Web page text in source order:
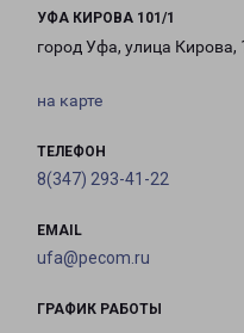
УФА КИРОВА 101/1
город Уфа, улица Кирова,
на карте
ТЕЛЕФОН
8(347) 293-41-22
EMAIL
ufa@pecom.ru
ГРАФИК РАБОТЫ